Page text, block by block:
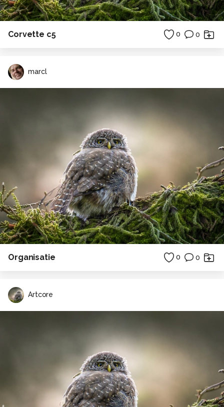
Corvette c5 0 0
marcl
Organisatie 0 0
Artcore